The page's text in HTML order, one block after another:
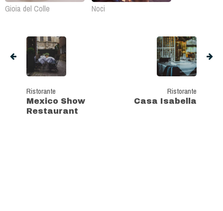
Gioia del Colle Noci
Ristorante
Mexico Show
Restaurant
Ristorante
Casa Isabella